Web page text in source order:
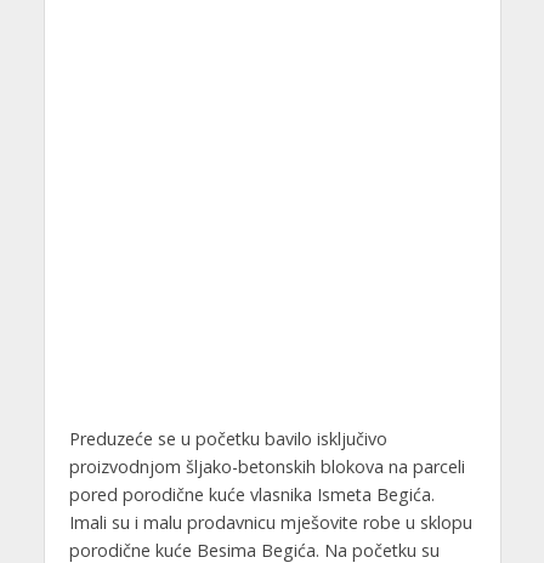
Preduzeće se u početku bavilo isključivo
proizvodnjom šljako-betonskih blokova na parceli
pored porodične kuće vlasnika Ismeta Begića.
Imali su i malu prodavnicu mješovite robe u sklopu
porodične kuće Besima Begića. Na početku su